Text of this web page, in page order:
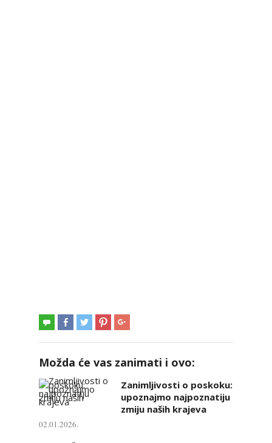
Možda će vas zanimati i ovo:
Zanimljivosti o poskoku:
upoznajmo najpoznatiju
zmiju naših krajeva
02.01.2026.